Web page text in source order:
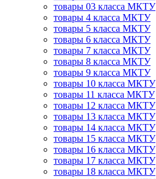
товары 03 класса МКТУ
товары 4 класса МКТУ
товары 5 класса МКТУ
товары 6 класса МКТУ
товары 7 класса МКТУ
товары 8 класса МКТУ
товары 9 класса МКТУ
товары 10 класса МКТУ
товары 11 класса МКТУ
товары 12 класса МКТУ
товары 13 класса МКТУ
товары 14 класса МКТУ
товары 15 класса МКТУ
товары 16 класса МКТУ
товары 17 класса МКТУ
товары 18 класса МКТУ